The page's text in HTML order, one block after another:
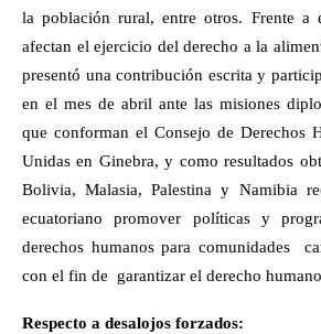
la población rural, entre otros. Frente a
afectan el ejercicio del derecho a la
presentó una contribución escrita y
en el mes de abril ante las misiones
que conforman el Consejo de Derechos
Unidas en Ginebra, y como resultados
Bolivia, Malasia, Palestina y Namibia
ecuatoriano promover políticas y
derechos humanos para comunidades
con el fin de
garantizar el derecho
Respecto a desalojos forzados: